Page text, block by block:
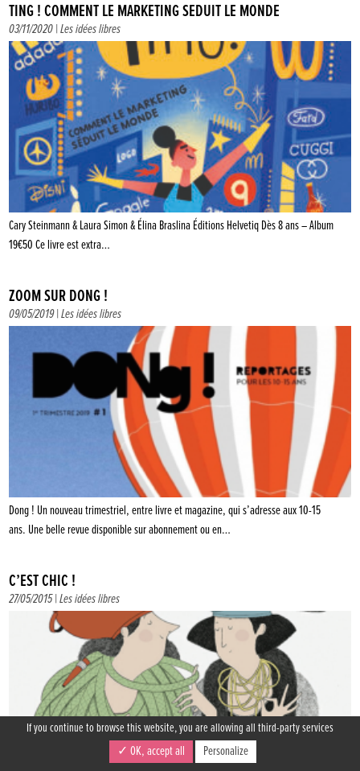
TING ! COMMENT LE MARKETING SÉDUIT LE MONDE
03/11/2020 |Les idées libres
Cary Steinmann & Laura Simon & Élina Braslina Éditions Helvetiq Dès 8 ans – Album
19€50 Ce livre est extra…
ZOOM SUR DONG !
09/05/2019 |Les idées libres
Dong ! Un nouveau trimestriel, entre livre et magazine, qui s’adresse aux 10-15
ans. Une belle revue disponible sur abonnement ou en…
C’EST CHIC !
27/05/2015 |Les idées libres
If you continue to browse this website, you are allowing all third-party services
✓ OK, accept all Personalize